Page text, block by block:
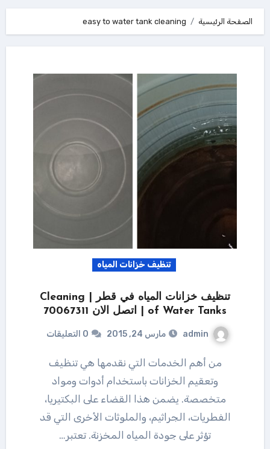
الصفحة الرئيسية easy to water tank cleaning
تنظيف خزانات المياه
تنظيف خزانات المياه في قطر | Cleaning
of Water Tanks | اتصل الان 70067311
admin مارس 24, 2015 0 التعليقات
من أهم الخدمات التي نقدمها هي تنظيف
وتعقيم الخزانات باستخدام أدوات ومواد
متخصصة. يضمن هذا القضاء على البكتيريا،
الفطريات، الجراثيم، والملوثات الأخرى التي قد
تؤثر على جودة المياه المخزنة. تعتبر…